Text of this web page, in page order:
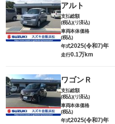
ロードサー
ビスの有無
無し
このパックの見
アルト
支払総額
(税込)(リ済込)
車両本体価格
(税込)
年式2025(令和7)年
走行0.1万km
ワゴンＲ
支払総額
(税込)(リ済込)
車両本体価格
(税込)
年式2025(令和7)年